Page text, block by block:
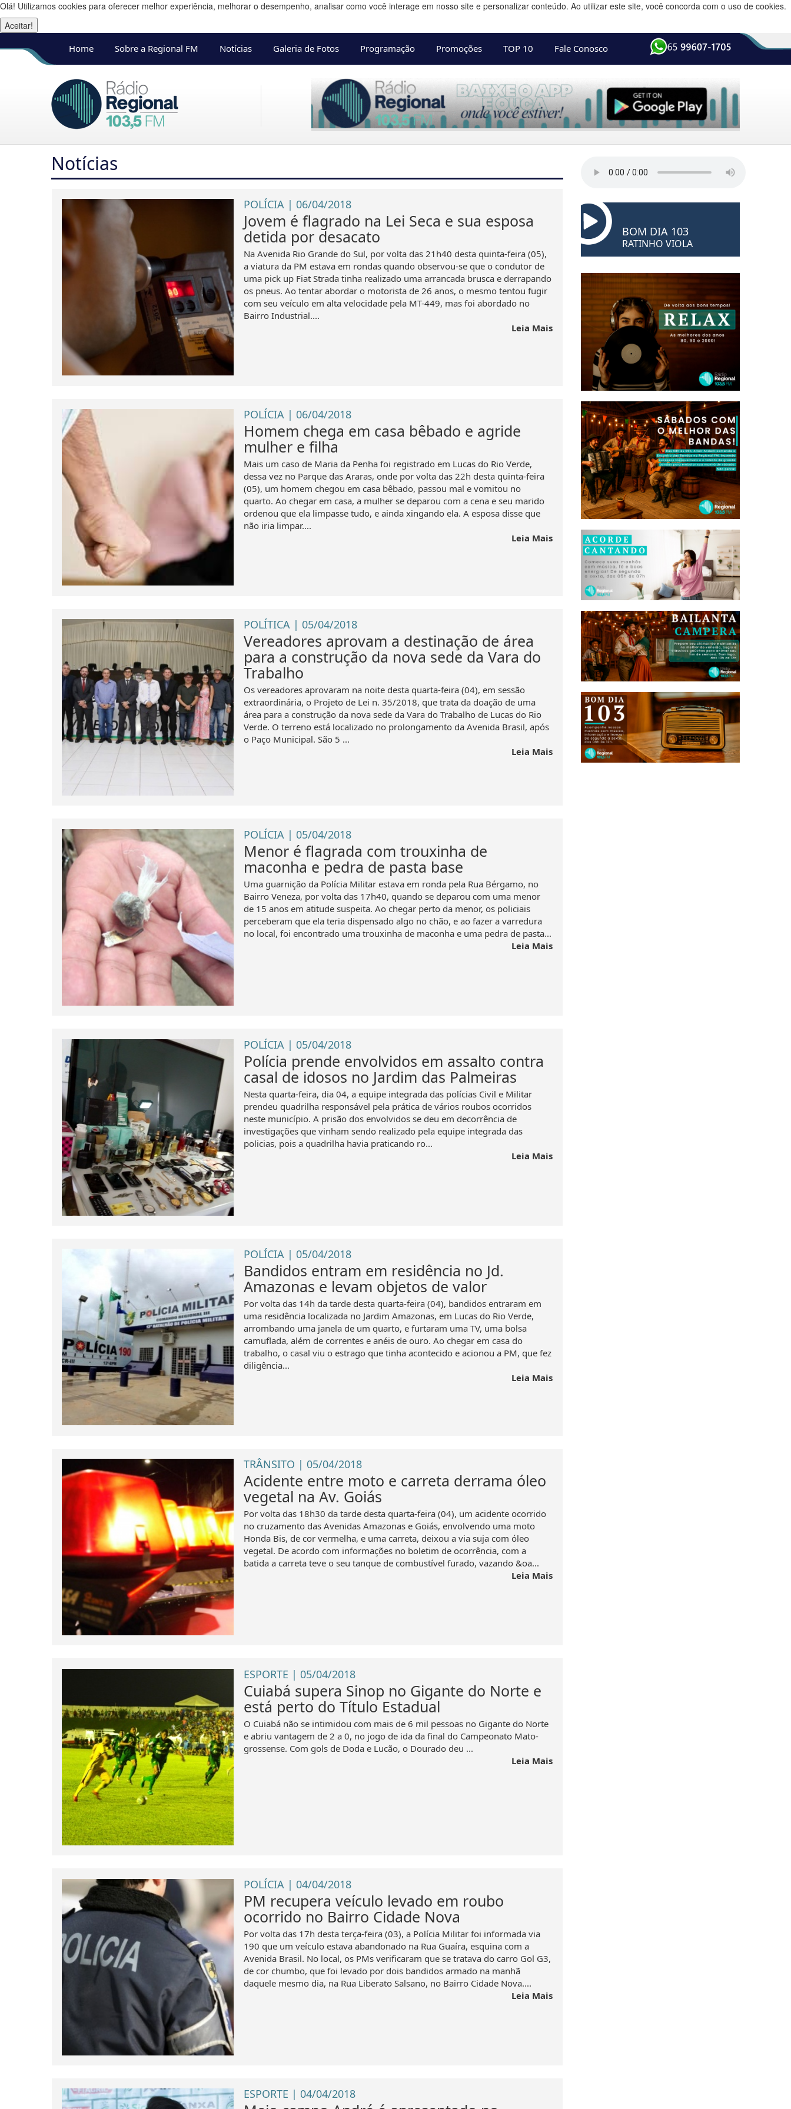
Olá! Utilizamos cookies para oferecer melhor experiência, melhorar o desempenho, analisar como você interage em nosso site e personalizar conteúdo. Ao utilizar este site, você concorda com o uso de cookies.
Aceitar!
Home
Sobre a Regional FM Notícias Galeria de Fotos Programação Promoções TOP 10 Fale Conosco
Notícias
POLÍCIA | 06/04/2018
Jovem é flagrado na Lei Seca e sua esposa
detida por desacato
Na Avenida Rio Grande do Sul, por volta das 21h40 desta quinta-feira (05),
a viatura da PM estava em rondas quando observou-se que o condutor de
uma pick up Fiat Strada tinha realizado uma arrancada brusca e derrapando
os pneus. Ao tentar abordar o motorista de 26 anos, o mesmo tentou fugir
com seu veículo em alta velocidade pela MT-449, mas foi abordado no
Bairro Industrial....
Leia Mais
POLÍCIA | 06/04/2018
Homem chega em casa bêbado e agride
mulher e filha
Mais um caso de Maria da Penha foi registrado em Lucas do Rio Verde,
dessa vez no Parque das Araras, onde por volta das 22h desta quinta-feira
(05), um homem chegou em casa bêbado, passou mal e vomitou no
quarto. Ao chegar em casa, a mulher se deparou com a cena e seu marido
ordenou que ela limpasse tudo, e ainda xingando ela. A esposa disse que
não iria limpar....
Leia Mais
POLÍTICA | 05/04/2018
Vereadores aprovam a destinação de área
para a construção da nova sede da Vara do
Trabalho
Os vereadores aprovaram na noite desta quarta-feira (04), em sessão
extraordinária, o Projeto de Lei n. 35/2018, que trata da doação de uma
área para a construção da nova sede da Vara do Trabalho de Lucas do Rio
Verde. O terreno está localizado no prolongamento da Avenida Brasil, após
o Paço Municipal. São 5 ...
Leia Mais
POLÍCIA | 05/04/2018
Menor é flagrada com trouxinha de
maconha e pedra de pasta base
Uma guarnição da Polícia Militar estava em ronda pela Rua Bérgamo, no
Bairro Veneza, por volta das 17h40, quando se deparou com uma menor
de 15 anos em atitude suspeita. Ao chegar perto da menor, os policiais
perceberam que ela teria dispensado algo no chão, e ao fazer a varredura
no local, foi encontrado uma trouxinha de maconha e uma pedra de pasta...
Leia Mais
POLÍCIA | 05/04/2018
Polícia prende envolvidos em assalto contra
casal de idosos no Jardim das Palmeiras
Nesta quarta-feira, dia 04, a equipe integrada das polícias Civil e Militar
prendeu quadrilha responsável pela prática de vários roubos ocorridos
neste município. A prisão dos envolvidos se deu em decorrência de
investigações que vinham sendo realizado pela equipe integrada das
policias, pois a quadrilha havia praticando ro...
Leia Mais
POLÍCIA | 05/04/2018
Bandidos entram em residência no Jd.
Amazonas e levam objetos de valor
Por volta das 14h da tarde desta quarta-feira (04), bandidos entraram em
uma residência localizada no Jardim Amazonas, em Lucas do Rio Verde,
arrombando uma janela de um quarto, e furtaram uma TV, uma bolsa
camuflada, além de correntes e anéis de ouro. Ao chegar em casa do
trabalho, o casal viu o estrago que tinha acontecido e acionou a PM, que fez
diligência...
Leia Mais
TRÂNSITO | 05/04/2018
Acidente entre moto e carreta derrama óleo
vegetal na Av. Goiás
Por volta das 18h30 da tarde desta quarta-feira (04), um acidente ocorrido
no cruzamento das Avenidas Amazonas e Goiás, envolvendo uma moto
Honda Bis, de cor vermelha, e uma carreta, deixou a via suja com óleo
vegetal. De acordo com informações no boletim de ocorrência, com a
batida a carreta teve o seu tanque de combustível furado, vazando &oa...
Leia Mais
ESPORTE | 05/04/2018
Cuiabá supera Sinop no Gigante do Norte e
está perto do Título Estadual
O Cuiabá não se intimidou com mais de 6 mil pessoas no Gigante do Norte
e abriu vantagem de 2 a 0, no jogo de ida da final do Campeonato Mato-
grossense. Com gols de Doda e Lucão, o Dourado deu ...
Leia Mais
POLÍCIA | 04/04/2018
PM recupera veículo levado em roubo
ocorrido no Bairro Cidade Nova
Por volta das 17h desta terça-feira (03), a Polícia Militar foi informada via
190 que um veículo estava abandonado na Rua Guaíra, esquina com a
Avenida Brasil. No local, os PMs verificaram que se tratava do carro Gol G3,
de cor chumbo, que foi levado por dois bandidos armado na manhã
daquele mesmo dia, na Rua Liberato Salsano, no Bairro Cidade Nova....
Leia Mais
ESPORTE | 04/04/2018
BOM DIA 103
RATINHO VIOLA